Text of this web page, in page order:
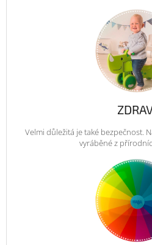
Velmi důležitá je také bezpečnost.
vyráběné z